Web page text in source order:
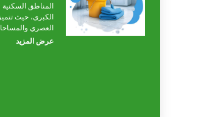
المناطق السكنية
الكبرى، حيث
العصري
عرض المزيد